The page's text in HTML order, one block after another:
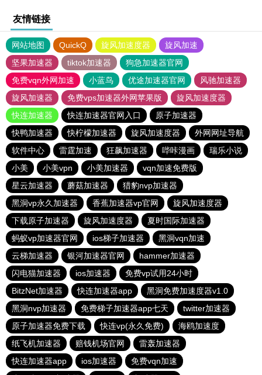
友情链接
网站地图 QuickQ 旋风加速度器
旋风加速
坚果加速器
tiktok加速器
狗急加速器官网
免费vqn外网加速
小蓝鸟 优途加速器官网
风驰加速器
旋风加速器
免费vps加速器外网苹果版
旋风加速度器
快连加速器
快连加速器官网入口
原子加速器
快鸭加速器
快柠檬加速器 旋风加速度器
外网网址导航
软件中心
雷霆加速 狂飙加速器 哔咔漫画
瑞乐小说
小美
小美vpn 小美加速器
vqn加速免费版
星云加速器
蘑菇加速器
猎豹nvp加速器
黑洞vp永久加速器
香蕉加速器vp官网
旋风加速度器
下载原子加速器
旋风加速度器
夏时国际加速器
蚂蚁vp加速器官网
ios梯子加速器
黑洞vqn加速
云梯加速器
银河加速器官网
hammer加速器
闪电猫加速器
ios加速器
免费vp试用24小时
BitzNet加速器
快连加速器app
黑洞免费加速度器v1.0
黑洞nvp加速器
免费梯子加速器app七天
twitter加速器
原子加速器免费下载
快连vp(永久免费)
海鸥加速度
纸飞机加速器
赔钱机场官网
雷轰加速器
快连加速器app
ios加速器
免费vqn加速